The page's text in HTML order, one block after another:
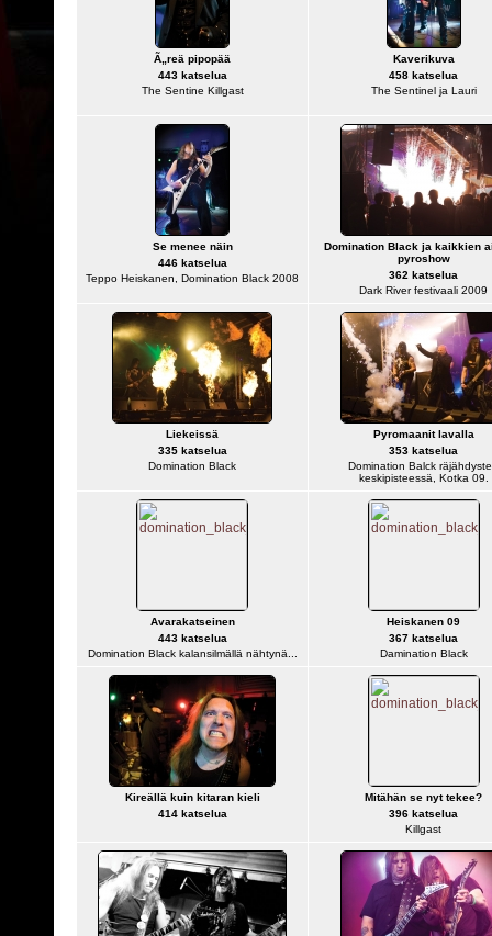
Ã„reä pipopää
443 katselua
The Sentine Killgast
Kaverikuva
458 katselua
The Sentinel ja Lauri
Se menee näin
446 katselua
Teppo Heiskanen, Domination Black 2008
Domination Black ja kaikkien
pyroshow
362 katselua
Dark River festivaali 2009
Liekeissä
335 katselua
Domination Black
Pyromaanit lavalla
353 katselua
Domination Balck
keskipisteessä, Kotka 09.
Avarakatseinen
443 katselua
Domination Black kalansilmällä nähtynä...
Heiskanen 09
367 katselua
Damination Black
Kireällä kuin kitaran kieli
414 katselua
Mitähän se nyt tekee?
396 katselua
Killgast